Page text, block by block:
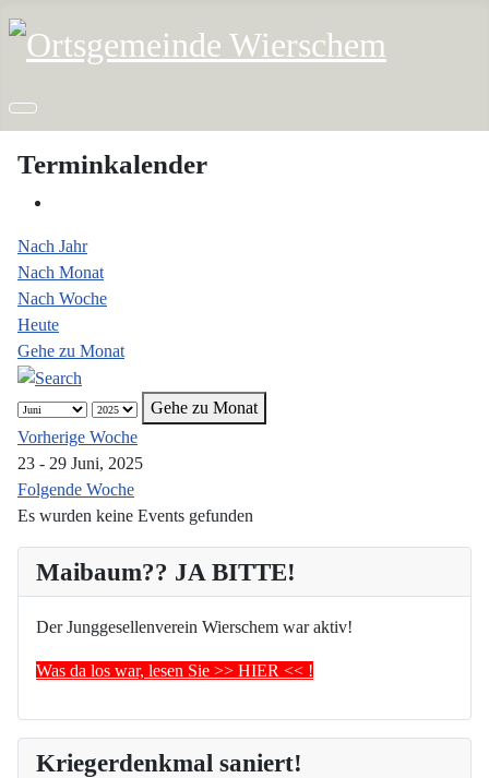
Maibaum?? JA BITTE!
Der Junggesellenverein Wierschem war aktiv!
Was da los war, lesen Sie >> HIER << !
Kriegerdenkmal saniert!
Terminkalender
Nach Jahr
Nach Monat
Nach Woche
Heute
Gehe zu Monat
Gehe zu Monat
Vorherige Woche
23 - 29 Juni, 2025
Folgende Woche
Es wurden keine Events gefunden